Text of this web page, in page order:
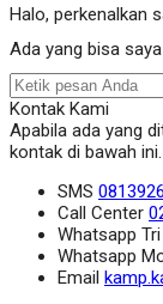
Halo, perkenalkan
Ada yang bisa
Kontak Kami
Apabila ada yang
kontak di bawah ini.
SMS
Call Center
Whatsapp Tri
Whatsapp
Email